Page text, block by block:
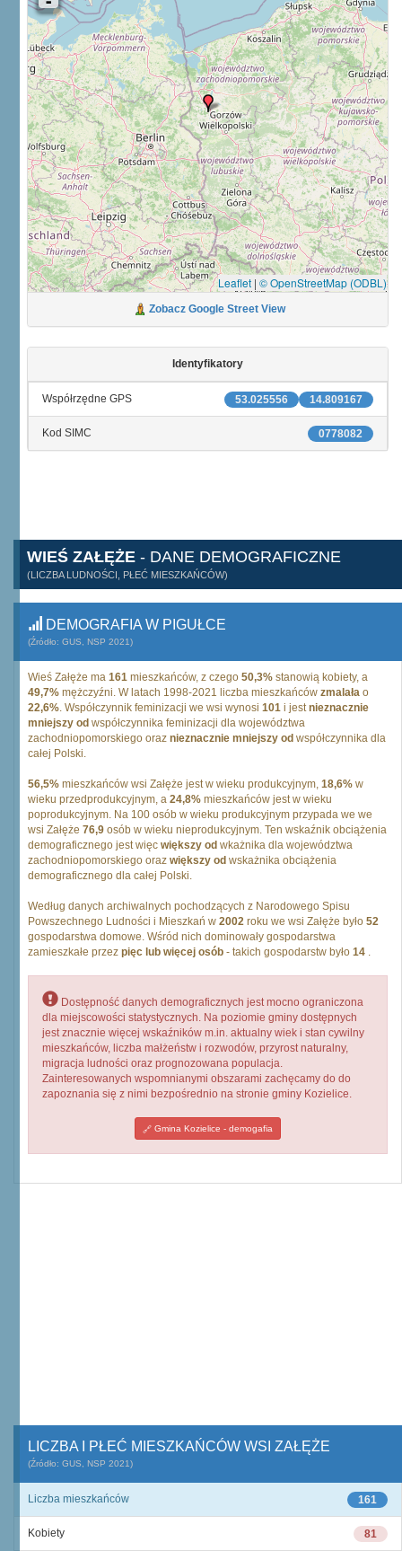
Leaflet | © OpenStreetMap (ODBL)
Zobacz Google Street View
Identyfikatory
14.809167
53.025556
Współrzędne GPS
0778082
Kod SIMC
WIEŚ ZAŁĘŻE - DANE DEMOGRAFICZNE
(LICZBA LUDNOŚCI, PŁEĆ MIESZKAŃCÓW)
DEMOGRAFIA W PIGUŁCE
(Źródło: GUS, NSP 2021)
Wieś Załęże ma 161 mieszkańców, z czego 50,3% stanowią kobiety, a
49,7% mężczyźni. W latach 1998-2021 liczba mieszkańców zmalała o
22,6%. Współczynnik feminizacji we wsi wynosi 101 i jestnieznacznie
mniejszy od współczynnika feminizacji dla województwa
zachodniopomorskiego oraz nieznacznie mniejszy od współczynnika dla
całej Polski.
56,5% mieszkańców wsi Załęże jest w wieku produkcyjnym, 18,6% w
wieku przedprodukcyjnym, a 24,8% mieszkańców jest w wieku
poprodukcyjnym. Na 100 osób w wieku produkcyjnym przypada we we
wsi Załęże 76,9 osób w wieku nieprodukcyjnym. Ten wskaźnik obciążenia
demograficznego jest więc większy od wkażnika dla województwa
zachodniopomorskiego oraz większy od wskażnika obciążenia
demograficznego dla całej Polski.
Według danych archiwalnych pochodzących z Narodowego Spisu
Powszechnego Ludności i Mieszkań w 2002 roku we wsi Załęże było 52
gospodarstwa domowe. Wśród nich dominowały gospodarstwa
zamieszkałe przez pięc lub więcej osób - takich gospodarstw było 14 .
Dostępność danych demograficznych jest mocno ograniczona
dla miejscowości statystycznych. Na poziomie gminy dostępnych
jest znacznie więcej wskaźników m.in. aktualny wiek i stan cywilny
mieszkańców, liczba małżeństw i rozwodów, przyrost naturalny,
migracja ludności oraz prognozowana populacja.
Zainteresowanych wspomnianymi obszarami zachęcamy do do
zapoznania się z nimi bezpośrednio na stronie gminy Kozielice.
Gmina Kozielice - demogafia
LICZBA I PŁEĆ MIESZKAŃCÓW WSI ZAŁĘŻE
(Źródło: GUS, NSP 2021)
161
Liczba mieszkańców
81
Kobiety